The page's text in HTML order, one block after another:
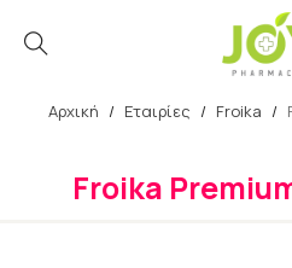
Αρχική / Εταιρίες / Froika /
Froika